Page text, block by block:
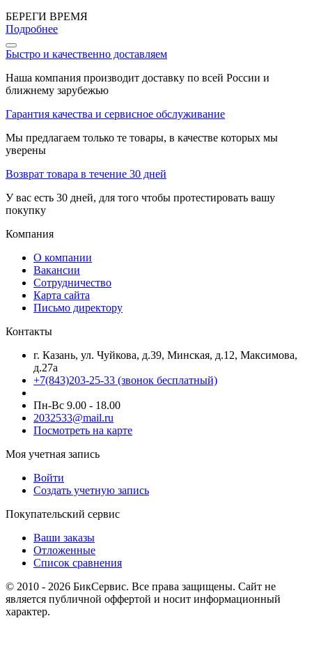
БЕРЕГИ ВРЕМЯ
Подробнее
Быстро и качественно доставляем
Наша компания производит доставку по всей России и
ближнему зарубежью
Гарантия качества и сервисное обслуживание
Мы предлагаем только те товары, в качестве которых мы
уверены
Возврат товара в течение 30 дней
У вас есть 30 дней, для того чтобы протестировать вашу
покупку
Компания
О компании
Вакансии
Сотрудничество
Карта сайта
Письмо директору
Контакты
г. Казань, ул. Чуйкова, д.39, Минская, д.12, Максимова,
д.27а
+7(843)203-25-33 (звонок бесплатный)
Пн-Вс 9.00 - 18.00
2032533@mail.ru
Посмотреть на карте
Моя учетная запись
Войти
Создать учетную запись
Покупательский сервис
Ваши заказы
Отложенные
Список сравнения
© 2010 - 2026 БикСервис. Все права защищены. Сайт не
является публичной оффертой и носит информационный
характер.